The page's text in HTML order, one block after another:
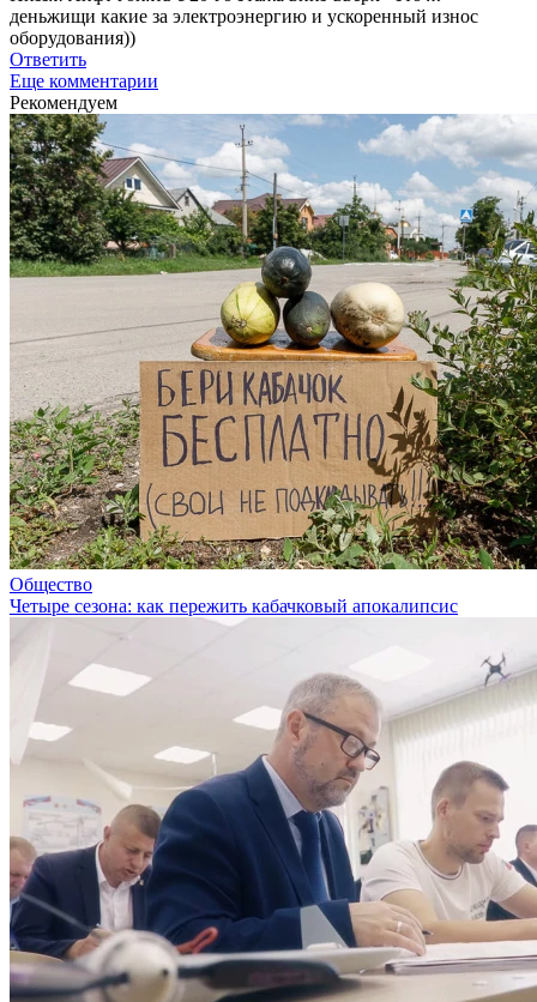
деньжищи какие за электроэнергию и ускоренный износ
оборудования))
Ответить
Еще комментарии
Рекомендуем
Общество
Четыре сезона: как пережить кабачковый апокалипсис